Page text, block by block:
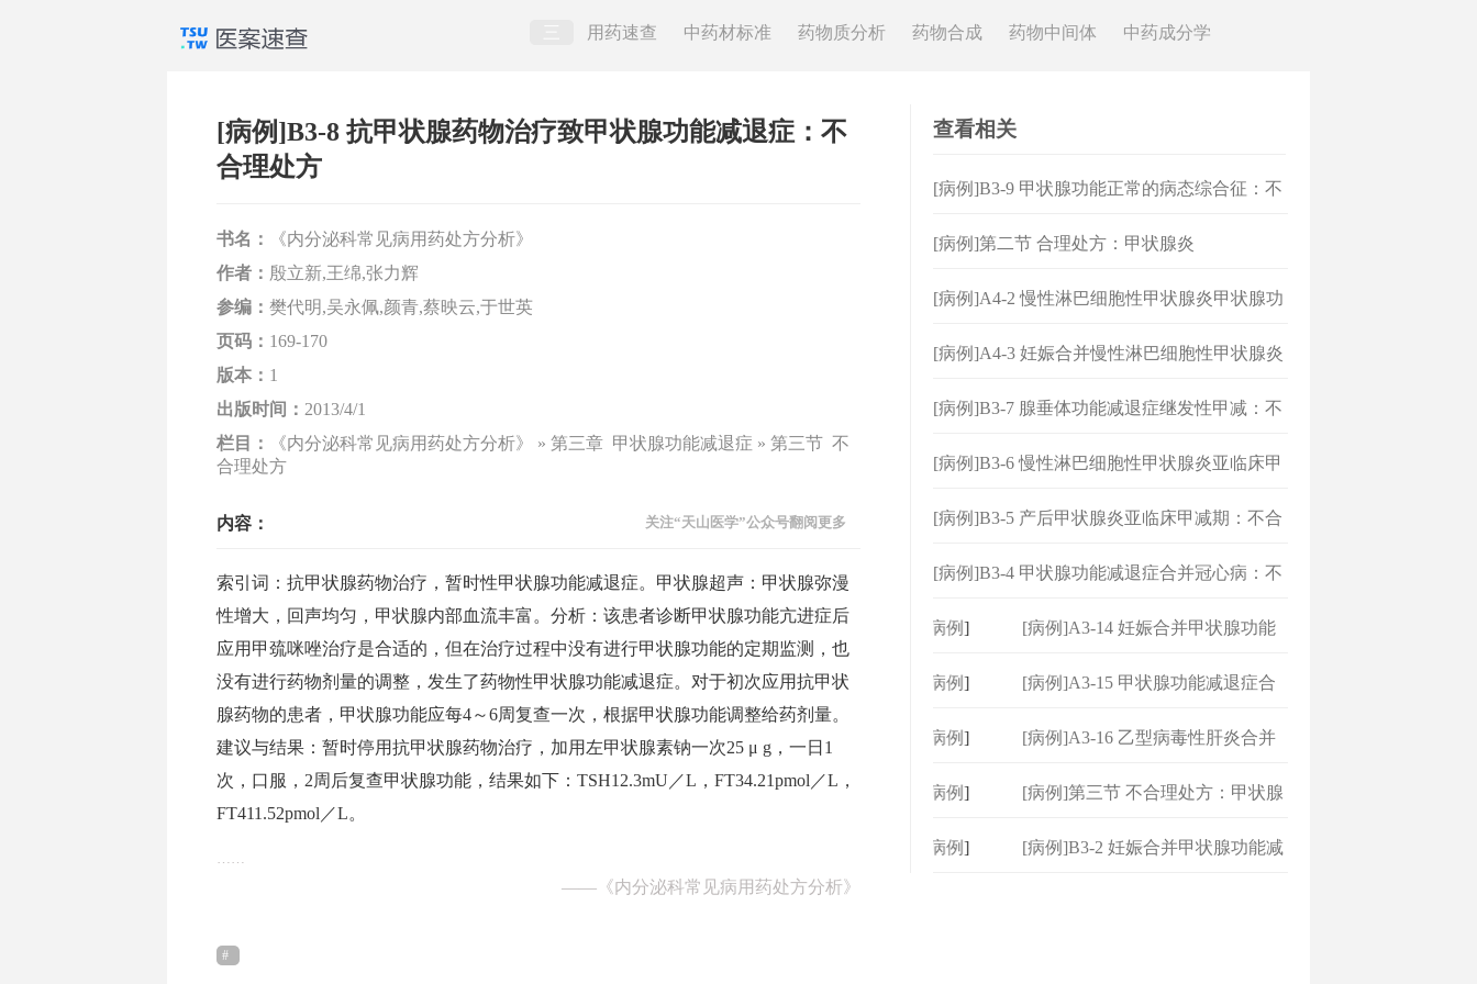
用药速查 中药材标准 药物质分析 药物合成 药物中间体 中药成分学
[病例]B3-8 抗甲状腺药物治疗致甲状腺功能减退症：不
合理处方
书名：
《内分泌科常见病用药处方分析》
作者： 殷立新,王绵,张力辉
参编： 樊代明,吴永佩,颜青,蔡映云,于世英
页码： 169-170
版本： 1
出版时间： 2013/4/1
栏目：
《内分泌科常见病用药处方分析》 » 第三章 甲状腺功能减退症 » 第三节 不
合理处方
内容： 关注“天山医学”公众号翻阅更多
索引词：抗甲状腺药物治疗，暂时性甲状腺功能减退症。甲状腺超声：甲状腺弥漫
性增大，回声均匀，甲状腺内部血流丰富。分析：该患者诊断甲状腺功能亢进症后
应用甲巯咪唑治疗是合适的，但在治疗过程中没有进行甲状腺功能的定期监测，也
没有进行药物剂量的调整，发生了药物性甲状腺功能减退症。对于初次应用抗甲状
腺药物的患者，甲状腺功能应每4～6周复查一次，根据甲状腺功能调整给药剂量。
建议与结果：暂时停用抗甲状腺药物治疗，加用左甲状腺素钠一次25 μ g，一日1
次，口服，2周后复查甲状腺功能，结果如下：TSH12.3mU／L，FT34.21pmol／L，
FT411.52pmol／L。
—— 《内分泌科常见病用药处方分析》
查看相关
[病例]B3-9 甲状腺功能正常的病态综合征：不
[病例]第二节 合理处方：甲状腺炎
[病例]A4-2 慢性淋巴细胞性甲状腺炎甲状腺功
[病例]A4-3 妊娠合并慢性淋巴细胞性甲状腺炎
[病例]B3-7 腺垂体功能减退症继发性甲减：不
[病例]B3-6 慢性淋巴细胞性甲状腺炎亚临床甲
[病例]B3-5 产后甲状腺炎亚临床甲减期：不合
[病例]B3-4 甲状腺功能减退症合并冠心病：不
病例]
[病例]A3-14 妊娠合并甲状腺功能
病例]
[病例]A3-15 甲状腺功能减退症合
病例]
[病例]A3-16 乙型病毒性肝炎合并
病例]
[病例]第三节 不合理处方：甲状腺
病例] [病例]B3-2 妊娠合并甲状腺功能减